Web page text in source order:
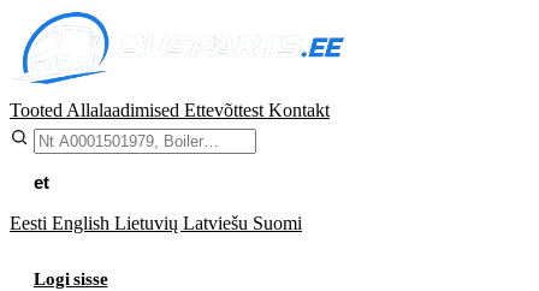
Tooted Allalaadimised Ettevõttest Kontakt
et
Eesti English Lietuvių Latviešu Suomi
Logi sisse